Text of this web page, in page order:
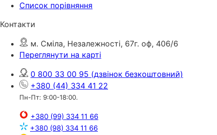
Список порівняння
Контакти
м. Сміла, Незалежності, 67г. оф, 406/6
Переглянути на карті
0 800 33 00 95 (дзвінок безкоштовний)
+380 (44) 334 41 22
Пн-Пт: 9:00-18:00.
+380 (99) 334 11 66
+380 (98) 334 11 66